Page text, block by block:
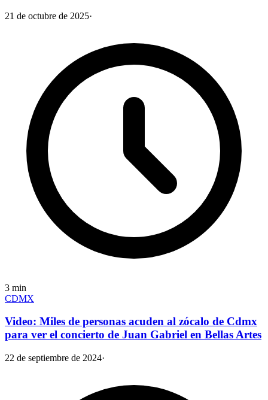
21 de octubre de 2025·
3 min
CDMX
Video: Miles de personas acuden al zócalo de Cdmx
para ver el concierto de Juan Gabriel en Bellas Artes
22 de septiembre de 2024·